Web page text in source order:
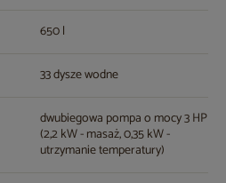
650 l
33 dysze wodne
dwubiegowa pompa o mocy 3 HP
(2,2 kW - masaż, 0,35 kW -
utrzymanie temperatury)